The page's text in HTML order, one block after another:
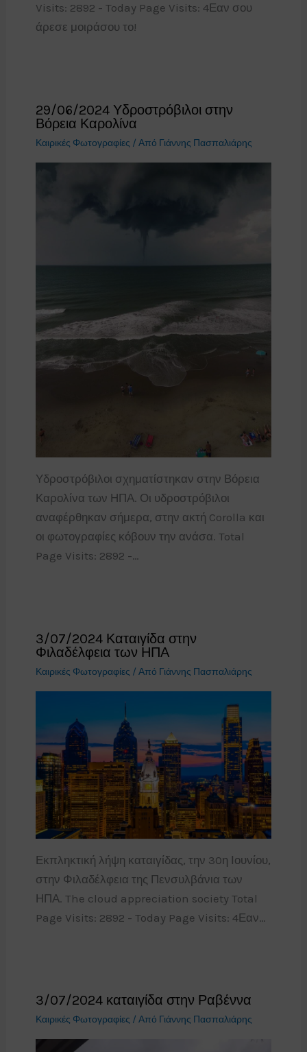
Visits: 2892 - Today Page Visits: 4Εαν σου
άρεσε μοιράσου το!
29/06/2024 Υδροστρόβιλοι στην
Βόρεια Καρολίνα
Καιρικές Φωτογραφίες / Από Γιάννης Πασπαλιάρης
Υδροστρόβιλοι σχηματίστηκαν στην Βόρεια
Καρολίνα των ΗΠΑ. Οι υδροστρόβιλοι
αναφέρθηκαν σήμερα, στην ακτή Corolla και
οι φωτογραφίες κόβουν την ανάσα. Total
Page Visits: 2892 -…
3/07/2024 Καταιγίδα στην
Φιλαδέλφεια των ΗΠΑ
Καιρικές Φωτογραφίες / Από Γιάννης Πασπαλιάρης
Εκπληκτική λήψη καταιγίδας, την 30η Ιουνίου,
στην Φιλαδέλφεια της Πενσυλβάνια των
ΗΠΑ. The cloud appreciation society Total
Page Visits: 2892 - Today Page Visits: 4Εαν…
3/07/2024 καταιγίδα στην Ραβέννα
Καιρικές Φωτογραφίες / Από Γιάννης Πασπαλιάρης